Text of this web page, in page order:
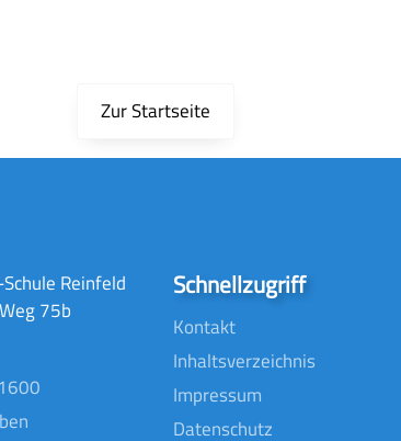
Zur Startseite
Reinfeld
75b
Schnellzugriff
Kontakt
Inhaltsverzeichnis
Impressum
Datenschutz